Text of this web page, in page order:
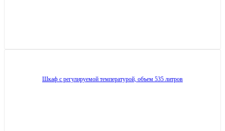
Шкаф с регулируемой температурой, объем 535 литров